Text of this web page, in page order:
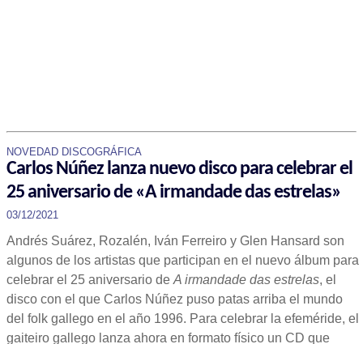
NOVEDAD DISCOGRÁFICA
Carlos Núñez lanza nuevo disco para celebrar el
25 aniversario de «A irmandade das estrelas»
03/12/2021
Andrés Suárez, Rozalén, Iván Ferreiro y Glen Hansard son
algunos de los artistas que participan en el nuevo álbum para
celebrar el 25 aniversario de A irmandade das estrelas, el
disco con el que Carlos Núñez puso patas arriba el mundo
del folk gallego en el año 1996. Para celebrar la efeméride, el
gaiteiro gallego lanza ahora en formato físico un CD que